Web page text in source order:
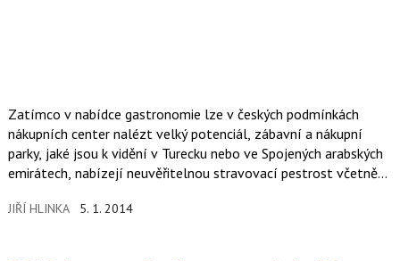
Zatímco v nabídce gastronomie lze v českých podmínkách
nákupních center nalézt velký potenciál, zábavní a nákupní
parky, jaké jsou k vidění v Turecku nebo ve Spojených arabských
emirátech, nabízejí neuvěřitelnou stravovací pestrost včetně
JIŘÍ HLINKA 5. 1. 2014